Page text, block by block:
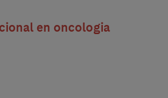
en oncologia